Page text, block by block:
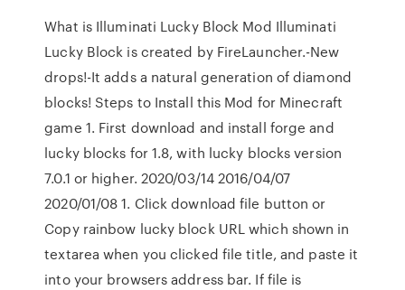
What is Illuminati Lucky Block Mod Illuminati
Lucky Block is created by FireLauncher.-New
drops!-It adds a natural generation of diamond
blocks! Steps to Install this Mod for Minecraft
game 1. First download and install forge and
lucky blocks for 1.8, with lucky blocks version
7.0.1 or higher. 2020/03/14 2016/04/07
2020/01/08 1. Click download file button or
Copy rainbow lucky block URL which shown in
textarea when you clicked file title, and paste it
into your browsers address bar. If file is